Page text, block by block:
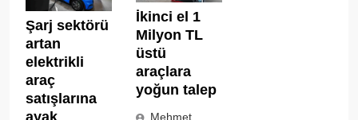
Şarj sektörü
artan
elektrikli
araç
satışlarına
İkinci el 1
Milyon TL
üstü
araçlara
yoğun talep
Mehmet